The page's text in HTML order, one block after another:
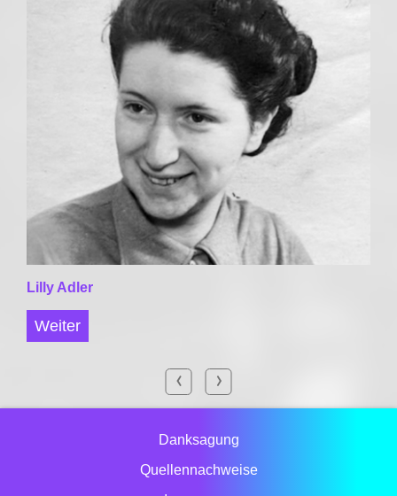
Lilly Adler
Weiter
Danksagung
Quellennachweise